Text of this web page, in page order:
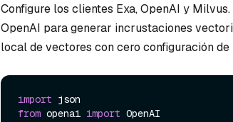
Configure los clientes Exa, OpenAI y
OpenAI para generar incrustaciones
local de vectores con cero configuración
import
from openai import